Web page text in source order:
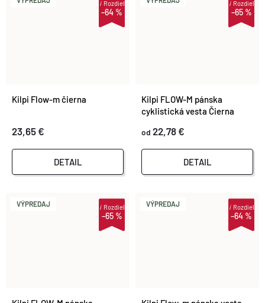
–64 %
iRozdiel
Kilpi Flow-m čierna
23,65 €
DETAIL
–65 %
iRozdiel
Kilpi FLOW-M pánska
cyklistická vesta Čierna
od 22,78 €
DETAIL
VÝPREDAJ
–65 %
iRozdiel VÝPREDAJ
–64 %
iRozdiel